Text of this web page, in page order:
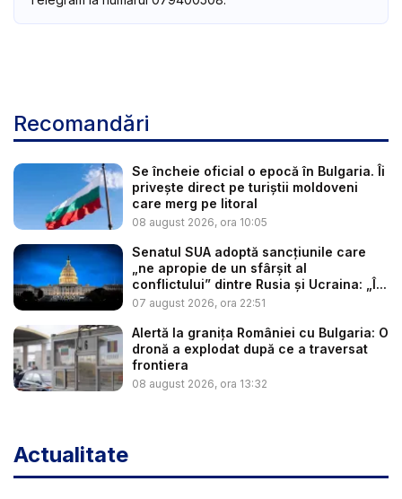
Recomandări
Se încheie oficial o epocă în Bulgaria. Îi
privește direct pe turiștii moldoveni
care merg pe litoral
08 august 2026, ora 10:05
Senatul SUA adoptă sancțiunile care
„ne apropie de un sfârșit al
conflictului” dintre Rusia și Ucraina: „Î...
07 august 2026, ora 22:51
Alertă la granița României cu Bulgaria: O
dronă a explodat după ce a traversat
frontiera
08 august 2026, ora 13:32
Actualitate